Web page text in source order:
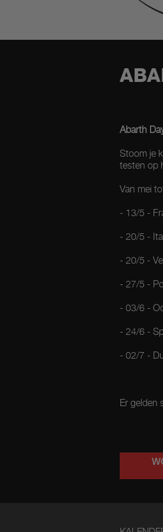
Abarth
Stoom je
testen op
Van mei
- 13/5 -
- 20/5 -
- 20/5 -
- 27/5 -
- 03/6 -
- 24/6 -
- 02/7 -
Er gelden